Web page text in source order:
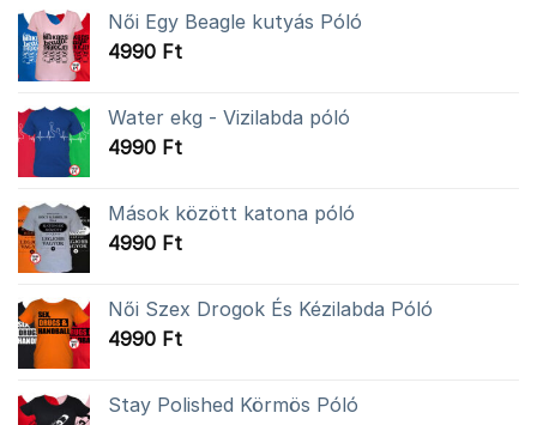
Női Egy Beagle kutyás Póló
4990 Ft
Water ekg - Vizilabda póló
4990 Ft
Mások között katona póló
4990 Ft
Női Szex Drogok És Kézilabda Póló
4990 Ft
Stay Polished Körmös Póló